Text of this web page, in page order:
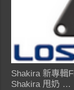
Shakira 新專輯
Shakira 甩奶 …